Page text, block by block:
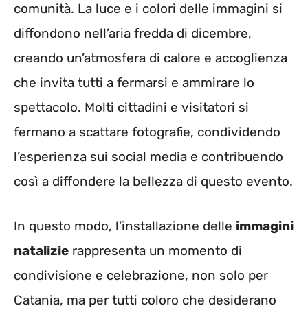
comunità. La luce e i colori delle immagini si
diffondono nell’aria fredda di dicembre,
creando un’atmosfera di calore e accoglienza
che invita tutti a fermarsi e ammirare lo
spettacolo. Molti cittadini e visitatori si
fermano a scattare fotografie, condividendo
l’esperienza sui social media e contribuendo
così a diffondere la bellezza di questo evento.
In questo modo, l’installazione delle immagini
natalizie rappresenta un momento di
condivisione e celebrazione, non solo per
Catania, ma per tutti coloro che desiderano